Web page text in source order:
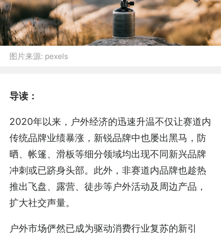
图片来源: pexels
导读：
2020年以来，户外经济的迅速升温不仅让赛道内
传统品牌业绩暴涨，新锐品牌中也屡出黑马，防
晒、帐篷、滑板等细分领域均出现不同新兴品牌
冲刺或已跻身头部。此外，非赛道内品牌也趁热
推出飞盘、露营、徒步等户外活动及周边产品，
扩大社交声量。
户外市场俨然已成为驱动消费行业复苏的新引